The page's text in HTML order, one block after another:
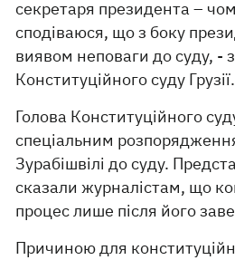
секретаря президента –
сподіваюся, що з боку
виявом неповаги до суду, -
Конституційного суду Грузії.
Голова Конституційного
спеціальним
Зурабішвілі до суду.
сказали журналістам, що
процес лише після його
Причиною для